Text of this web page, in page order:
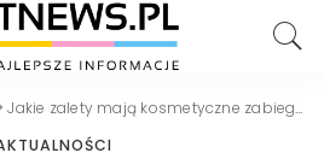
Jakie zalety mają kosmetyczne zabiegi dla mężczyzn?